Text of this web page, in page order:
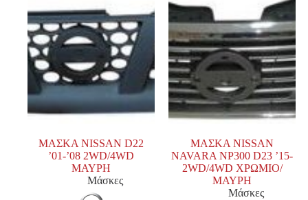
ΜΑΣΚΑ NISSAN D22
’01-’08 2WD/4WD
ΜΑΥΡΗ
Μάσκες
ΜΑΣΚΑ NISSAN
NAVARA NP300 D23 ’15-
2WD/4WD ΧΡΩΜΙΟ/
ΜΑΥΡΗ
Μάσκες